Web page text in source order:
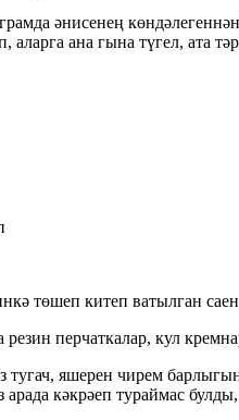
әнисенең
аларга ана гына түгел, ата
төшеп китеп ватылган
перчаткалар, кул
яшерен чирем
кәкрәеп тураймас